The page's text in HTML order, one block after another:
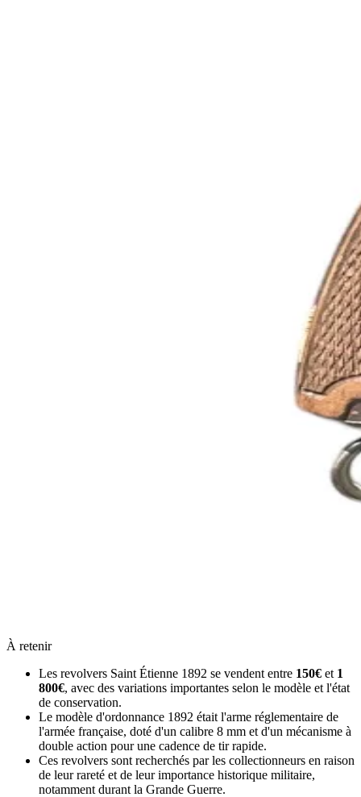
À retenir
Les revolvers Saint Étienne 1892 se vendent entre 150€ et 1
800€, avec des variations importantes selon le modèle et l'état
de conservation.
Le modèle d'ordonnance 1892 était l'arme réglementaire de
l'armée française, doté d'un calibre 8 mm et d'un mécanisme à
double action pour une cadence de tir rapide.
Ces revolvers sont recherchés par les collectionneurs en raison
de leur rareté et de leur importance historique militaire,
notamment durant la Grande Guerre.